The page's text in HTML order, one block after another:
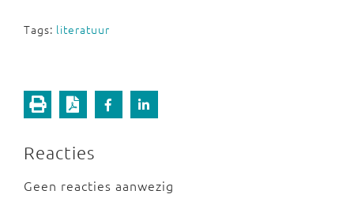
Tags: literatuur
Reacties
Geen reacties aanwezig